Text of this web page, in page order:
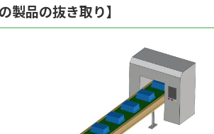
製品の抜き取り】